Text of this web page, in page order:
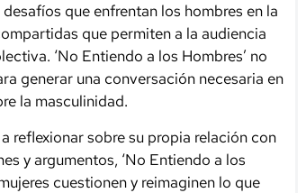
que enfrentan los hombres en la
que permiten a la audiencia
‘No Entiendo a los Hombres’ no
generar una conversación necesaria en
la masculinidad.
reflexionar sobre su propia relación con
y argumentos, ‘No Entiendo a los
cuestionen y reimaginen lo que